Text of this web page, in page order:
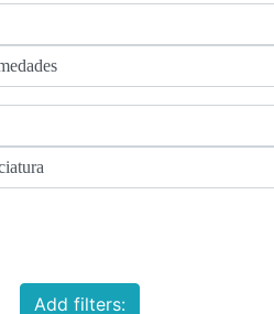
Add filters: